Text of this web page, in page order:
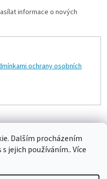
Dalším procházením
jejich používáním.. Více
informace o nových
ochrany osobních